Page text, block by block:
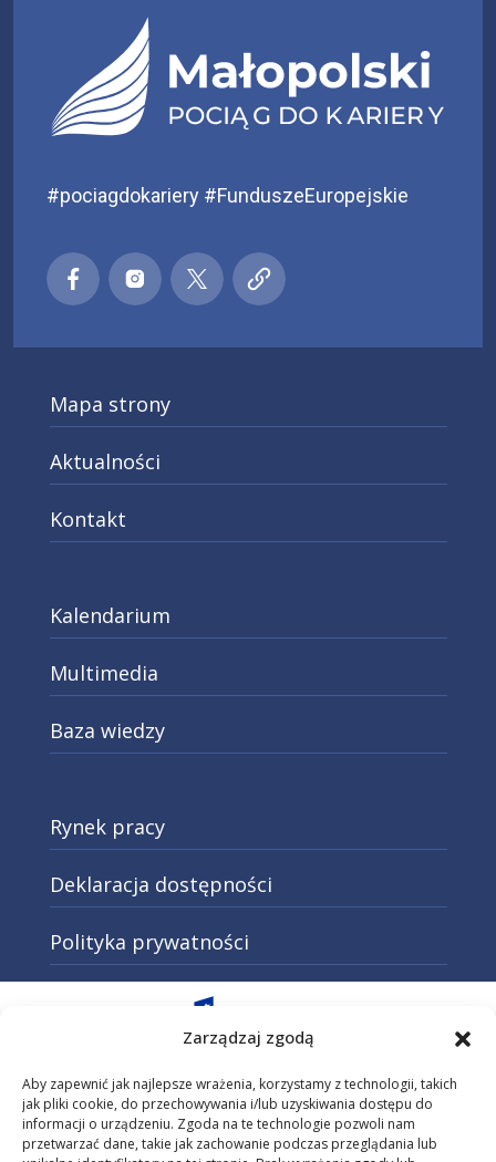
Zarządzaj zgodą
Aby zapewnić jak najlepsze wrażenia, korzystamy z technologii, takich
jak pliki cookie, do przechowywania i/lub uzyskiwania dostępu do
informacji o urządzeniu. Zgoda na te technologie pozwoli nam
przetwarzać dane, takie jak zachowanie podczas przeglądania lub
#pociagdokariery #FunduszeEuropejskie
Małopolski pociąg do kariery
Małopolski pociąg do kariery
Małopolski pociąg do kariery
Małopolski pociąg do
Mapa strony
Aktualności
Kontakt
Kalendarium
Multimedia
Baza wiedzy
Rynek pracy
Deklaracja dostępności
Polityka prywatności
Otwarcie w nowej karcie:
Otwarcie w nowej karcie: Przejdź